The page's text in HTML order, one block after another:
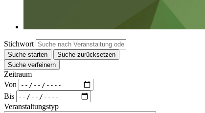
Stichwort
Suche starten
Suche zurücksetzen
Suche verfeinern
Zeitraum
Von
Bis
Veranstaltungstyp